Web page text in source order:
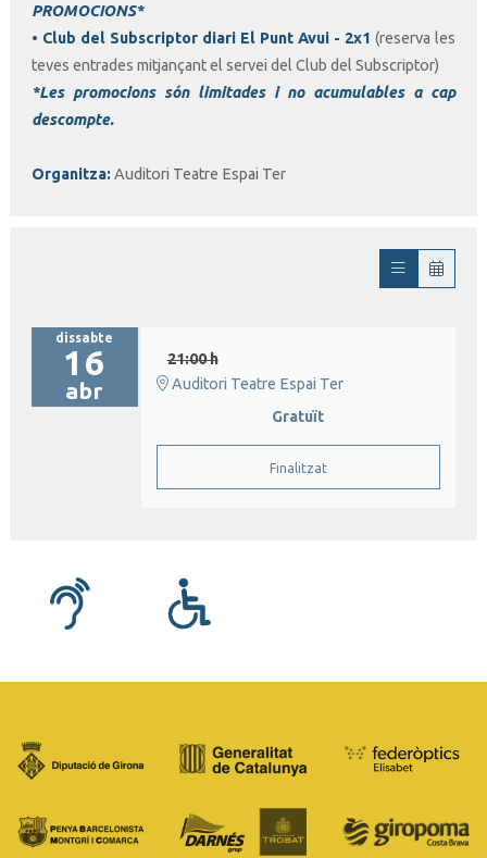
PROMOCIONS*
• Club del Subscriptor diari El Punt Avui - 2x1 (reserva les
teves entrades mitjançant el servei del Club del Subscriptor)
*Les promocions són limitades i no acumulables a cap
descompte.
Organitza:Auditori Teatre Espai Ter
dissabte
16
abr
21:00 h
Auditori Teatre Espai Ter
Gratuït
Finalitzat